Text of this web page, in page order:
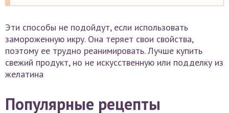
Эти способы не подойдут, если использовать
замороженную икру. Она теряет свои свойства,
поэтому ее трудно реанимировать. Лучше купить
свежий продукт, но не искусственную или подделку из
желатина
Популярные рецепты